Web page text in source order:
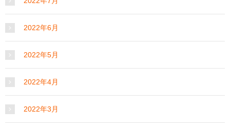
2022年6月
2022年5月
2022年4月
2022年3月